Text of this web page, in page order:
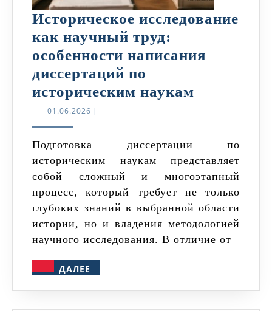
Историческое исследование
как научный труд:
особенности написания
диссертаций по
историческим наукам
научный
труд:
написания
по
01.06.2026 01.06.2026
|
Подготовка диссертации по
историческим наукам представляет
собой сложный и многоэтапный
процесс, который требует не только
глубоких знаний в выбранной области
истории, но и владения методологией
научного исследования. В отличие от
ДАЛЕЕ